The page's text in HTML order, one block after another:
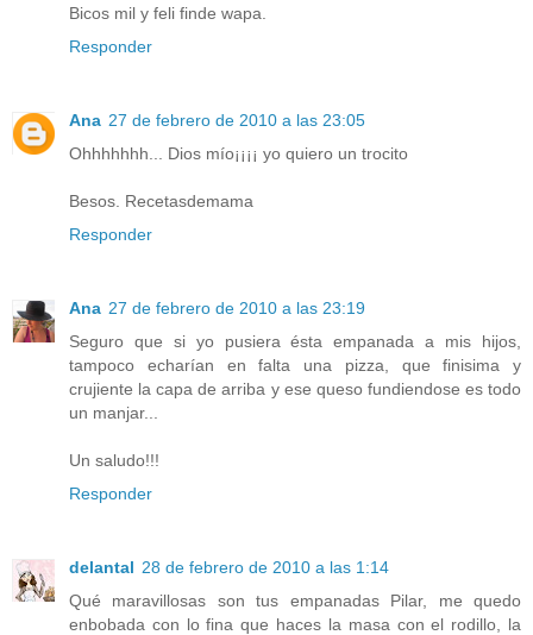
Bicos mil y feli finde wapa.
Responder
Ana 27 de febrero de 2010 a las 23:05
Ohhhhhhh... Dios mío¡¡¡¡ yo quiero un trocito
Besos. Recetasdemama
Responder
Ana 27 de febrero de 2010 a las 23:19
Seguro que si yo pusiera ésta empanada a mis hijos,
tampoco echarían en falta una pizza, que finisima y
crujiente la capa de arriba y ese queso fundiendose es todo
un manjar...
Un saludo!!!
Responder
delantal 28 de febrero de 2010 a las 1:14
Qué maravillosas son tus empanadas Pilar, me quedo
enbobada con lo fina que haces la masa con el rodillo, la